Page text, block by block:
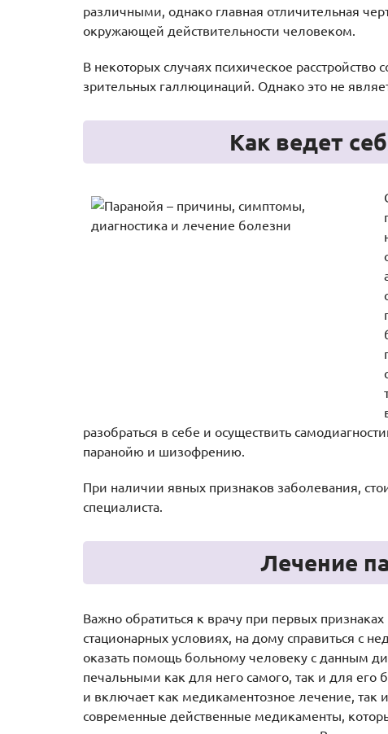
различными, однако главная отличительная
окружающей действительности человеком.
В некоторых случаях психическое
зрительных галлюцинаций. Однако это не
Как ведет
разобраться в себе и осуществить
паранойю и шизофрению.
При наличии явных признаков заболевания,
специалиста.
Лечение
Важно обратиться к врачу при первых
стационарных условиях, на дому справиться с
оказать помощь больному человеку с данным
печальными как для него самого, так и для его
и включает как медикаментозное лечение, так
современные действенные медикаменты,